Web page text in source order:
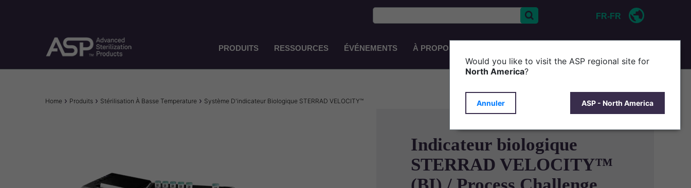
FR-FR
Main
Navigation
FR
PRODUITS RESSOURCES ÉVÉNEMENTS À PROPOS D'ASP
Breadcrumb
Home Produits Stérilisation À Basse Temperature Système D'indicateur Biologique STERRAD VELOCITY™
Indicateur biologique
STERRAD VELOCITY™
Would you like to visit the ASP regional site for
North America?
Annuler ASP - North America